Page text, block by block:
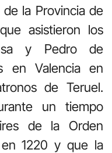
la Provincia de
asistieron los
y Pedro de
en Valencia en
de Teruel.
un tiempo
de la Orden
1220 y que la